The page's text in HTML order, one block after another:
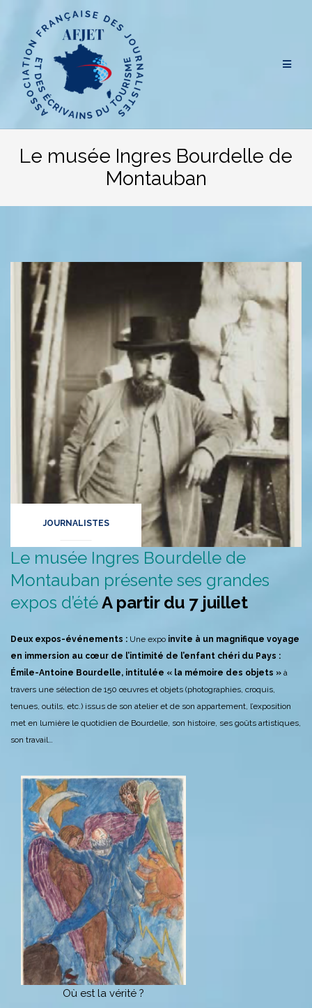
contenu
Le musée Ingres Bourdelle de
Montauban
JOURNALISTES
Le musée Ingres Bourdelle de
Montauban présente ses grandes
expos d’étéA partir du 7 juillet
Deux expos-événements : Une expo invite à un magnifique voyage
en immersion au cœur de l’intimité de l’enfant chéri du Pays :
Émile-Antoine Bourdelle, intitulée « la mémoire des objets » à
travers une sélection de 150 œuvres et objets (photographies, croquis,
tenues, outils, etc.) issus de son atelier et de son appartement, l’exposition
met en lumière le quotidien de Bourdelle, son histoire, ses goûts artistiques,
son travail…
Où est la vérité ?